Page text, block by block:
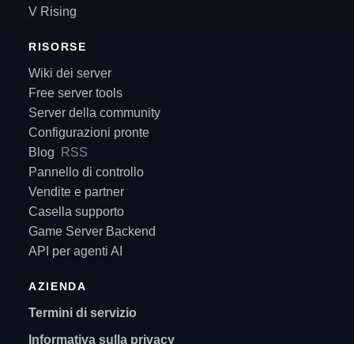
V Rising
RISORSE
Wiki dei server
Free server tools
Server della community
Configurazioni pronte
Blog
RSS
Pannello di controllo
Vendite e partner
Casella supporto
Game Server Backend
API per agenti AI
AZIENDA
Termini di servizio
Informativa sulla privacy